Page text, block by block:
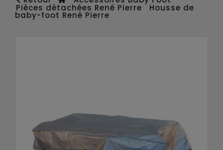
Pièces détachées René Pierre Housse de
baby-foot René Pierre